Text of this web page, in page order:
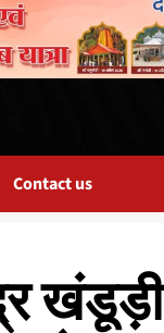
Contact us
खंडूड़ी